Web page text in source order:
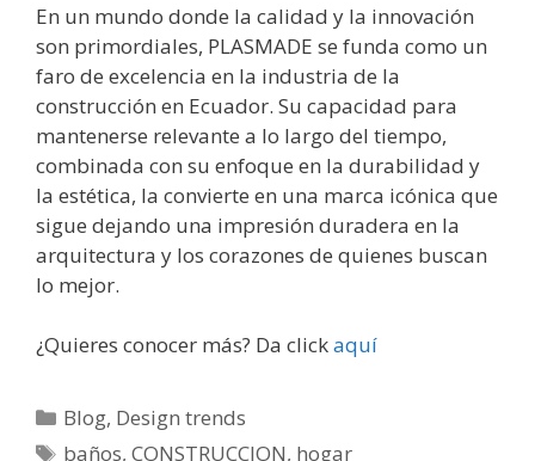
En un mundo donde la calidad y la innovación
son primordiales, PLASMADE se funda como un
faro de excelencia en la industria de la
construcción en Ecuador. Su capacidad para
mantenerse relevante a lo largo del tiempo,
combinada con su enfoque en la durabilidad y
la estética, la convierte en una marca icónica que
sigue dejando una impresión duradera en la
arquitectura y los corazones de quienes buscan
lo mejor.
¿Quieres conocer más? Da clickaquí
Blog, Design trends
baños,CONSTRUCCION, hogar